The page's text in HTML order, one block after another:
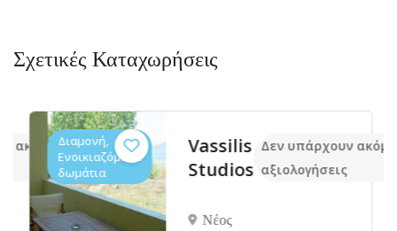
Σχετικές Καταχωρήσεις
ακόμα Διαμονή,
Ενοικιαζόμενα
δωμάτια
Vassilis
Studios
Νέος
Δεν υπάρχουν ακόμα
αξιολογήσεις